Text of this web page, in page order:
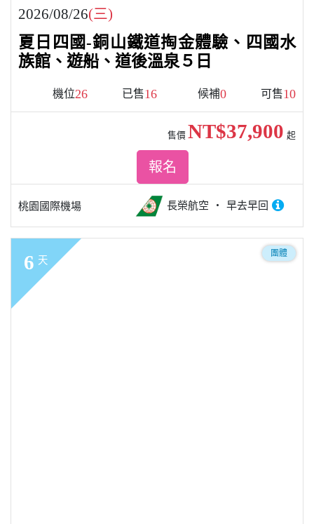
2026/08/26(三)
夏日四國-銅山鐵道掏金體驗、四國水
族館、遊船、道後溫泉５日
機位26 已售16 候補0 可售10
桃園國際機場 長榮航空 早去早回
售價 NT$37,900 起
報名
6 天
團體